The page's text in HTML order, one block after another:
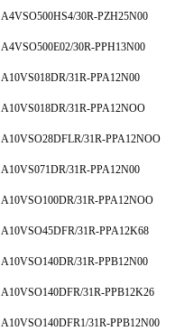
A4VSO500HS4/30R-PZH25N00
A4VSO500E02/30R-PPH13N00
A10VS018DR/31R-PPA12N00
A10VS018DR/31R-PPA12NOO
A10VSO28DFLR/31R-PPA12NOO
A10VS071DR/31R-PPA12N00
A10VSO100DR/31R-PPA12NOO
A10VSO45DFR/31R-PPA12K68
A10VSO140DR/31R-PPB12N00
A10VSO140DFR/31R-PPB12K26
A10VSO140DFR1/31R-PPB12N00